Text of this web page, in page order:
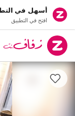
أسهل في
افتح في التطبيق